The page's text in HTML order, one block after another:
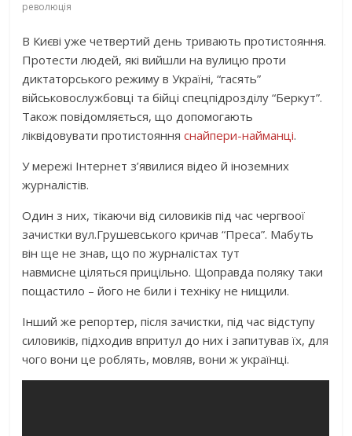
революція
В Києві уже четвертий день тривають протистояння.
Протести людей, які вийшли на вулицю проти
диктаторського режиму в Україні, “гасять”
військовослужбовці та бійці спецпідрозділу “Беркут”.
Також повідомляється, що допомогають
ліквідовувати протистоянняснайпери-найманці.
У мережі Інтернет з’явилися відео й іноземних
журналістів.
Один з них, тікаючи від силовиків під час чергвоої
зачистки вул.Грушевського кричав “Преса”. Мабуть
він ще не знав, що по журналістах тут
навмисне ціляться прицільно. Щоправда поляку таки
пощастило – його не били і техніку не нищили.
Інший же репортер, після зачистки, під час відступу
силовиків, підходив впритул до них і запитував їх, для
чого вони це роблять, мовляв, вони ж українці.